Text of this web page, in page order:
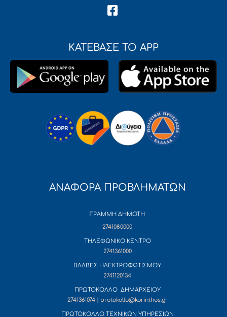
ΚΑΤΕΒΑΣΕ ΤΟ APP
ΑΝΑΦΟΡΑ ΠΡΟΒΛΗΜΑΤΩΝ
ΓΡΑΜΜΗ ΔΗΜΟΤΗ
2741080000
ΤΗΛΕΦΩΝΙΚΟ ΚΕΝΤΡΟ
2741361000
ΒΛΑΒΕΣ ΗΛΕΚΤΡΟΦΩΤΙΣΜΟΥ
2741120134
ΠΡΩΤΟΚΟΛΛΟ ΔΗΜΑΡΧΕΙΟΥ
2741361074 | protokollo@korinthos.gr
ΠΡΩΤΟΚΟΛΛΟ ΤΕΧΝΙΚΩΝ ΥΠΗΡΕΣΙΩΝ